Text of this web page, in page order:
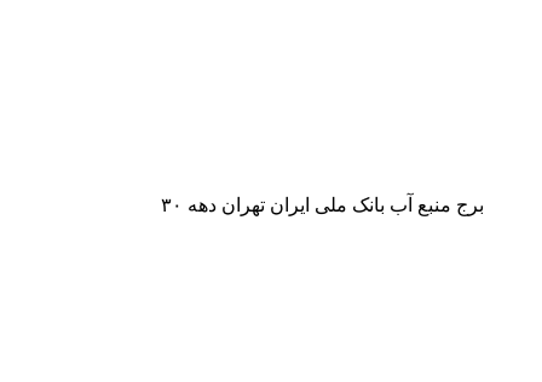
برج منبع آب بانک ملی ایران تهران دهه ۳۰